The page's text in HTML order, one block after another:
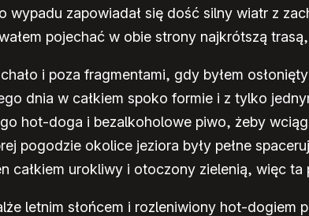
wypadu zapowiadał się dość silny wiatr z
pojechać w obie strony najkrótszą
i poza fragmentami, gdy byłem
dnia w całkiem spoko formie i z tylko
hot-doga i bezalkoholowe piwo, żeby
pogodzie okolice jeziora były pełne
całkiem urokliwy i otoczony zielenią, więc ta
letnim słońcem i rozleniwiony hot-dogiem